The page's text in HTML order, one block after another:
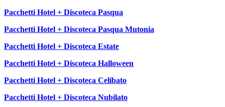
Pacchetti Hotel + Discoteca Pasqua
Pacchetti Hotel + Discoteca Pasqua Mutonia
Pacchetti Hotel + Discoteca Estate
Pacchetti Hotel + Discoteca Halloween
Pacchetti Hotel + Discoteca Celibato
Pacchetti Hotel + Discoteca Nubilato